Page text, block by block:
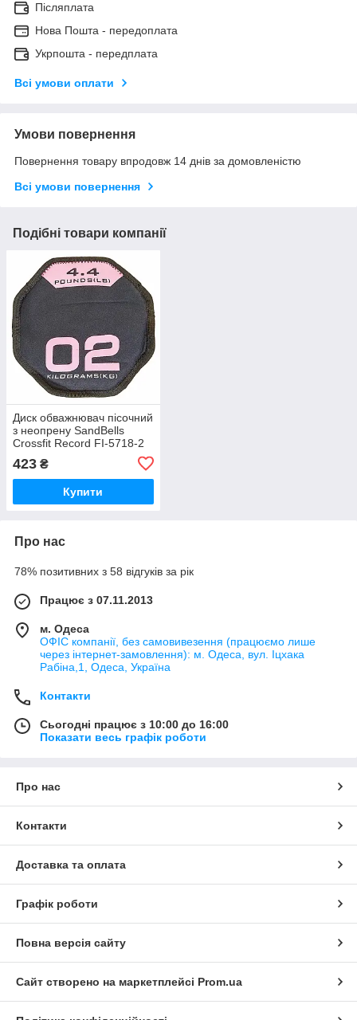
Післяплата
Нова Пошта - передоплата
Укрпошта - передплата
Всі умови оплати
Умови повернення
Повернення товару впродовж 14 днів за домовленістю
Всі умови повернення
Подібні товари компанії
Диск обважнювач пісочний
з неопрену SandBells
Crossfit Record FI-5718-2
423 ₴
Купити
Про нас
78% позитивних з 58 відгуків за рік
Працює з 07.11.2013
м. Одеса
ОФІС компанії, без самовивезення (працюємо лише
через інтернет-замовлення): м. Одеса, вул. Іцхака
Рабіна,1, Одеса, Україна
Контакти
Сьогодні працює з 10:00 до 16:00
Показати весь графік роботи
Про нас
Контакти
Доставка та оплата
Графік роботи
Повна версія сайту
Сайт створено на маркетплейсі Prom.ua